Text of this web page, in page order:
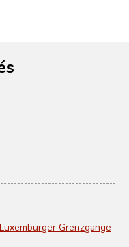
Grenzgänge